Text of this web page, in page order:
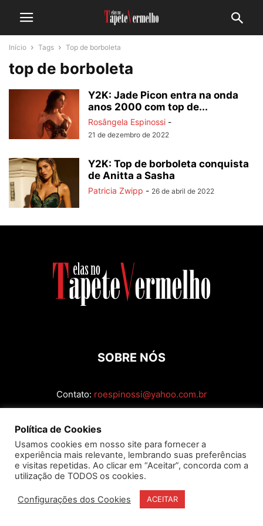
Início Tags Top de borboleta
top de borboleta
Y2K: Jade Picon entra na onda
anos 2000 com top de...
Rosângela Espinossi -
21 de dezembro de 2022
Y2K: Top de borboleta conquista
de Anitta a Sasha
Patricia Zwipp - 26 de abril de 2022
SOBRE NÓS
Contato: roespinossi@yahoo.com.br
Política de Cookies
Usamos cookies em nosso site para fornecer a
experiência mais relevante, lembrando suas preferências
e visitas repetidas. Ao clicar em “Aceitar”, concorda com a
utilização de TODOS os cookies.
Configurações dos Cookies ACEITAR